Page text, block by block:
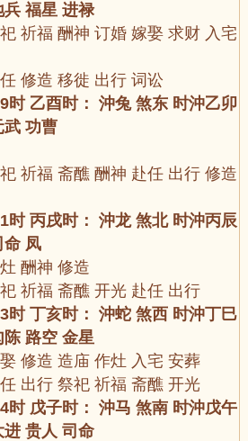
兵 福星 进禄
祀 祈福 酬神 订婚 嫁娶 求财 入宅
任 修造 移徙 出行 词讼
时 乙酉时： 沖兔 煞东 时沖乙卯
武 功曹
祀 祈福 斋醮 酬神 赴任 出行 修造
时 丙戌时： 沖龙 煞北 时沖丙辰
命 凤
灶 酬神 修造
祀 祈福 斋醮 开光 赴任 出行
时 丁亥时： 沖蛇 煞西 时沖丁巳
陈 路空 金星
娶 修造 造庙 作灶 入宅 安葬
任 出行 祭祀 祈福 斋醮 开光
时 戊子时： 沖马 煞南 时沖戊午
进 贵人 司命